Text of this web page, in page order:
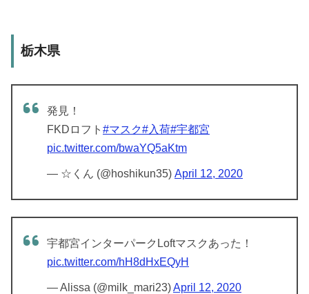
栃木県
発見！
FKDロフト #マスク#入荷#宇都宮
pic.twitter.com/bwaYQ5aKtm
— ☆くん (@hoshikun35) April 12, 2020
宇都宮インターパークLoftマスクあった！
pic.twitter.com/hH8dHxEQyH
— Alissa (@milk_mari23)April 12, 2020